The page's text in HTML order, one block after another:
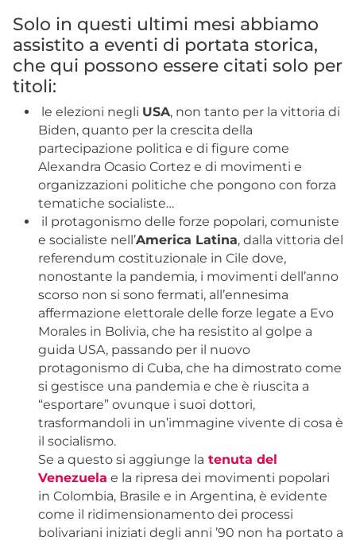
Solo in questi ultimi mesi abbiamo
assistito a eventi di portata storica,
che qui possono essere citati solo per
titoli:
le elezioni negli USA, non tanto per la vittoria di
Biden, quanto per la crescita della
partecipazione politica e di figure come
Alexandra Ocasio Cortez e di movimenti e
organizzazioni politiche che pongono con forza
tematiche socialiste…
il protagonismo delle forze popolari, comuniste
e socialiste nell’America Latina, dalla vittoria del
referendum costituzionale in Cile dove,
nonostante la pandemia, i movimenti dell’anno
scorso non si sono fermati, all’ennesima
affermazione elettorale delle forze legate a Evo
Morales in Bolivia, che ha resistito al golpe a
guida USA, passando per il nuovo
protagonismo di Cuba, che ha dimostrato come
si gestisce una pandemia e che è riuscita a
“esportare” ovunque i suoi dottori,
trasformandoli in un’immagine vivente di cosa è
il socialismo.
Se a questo si aggiunge la tenuta del
Venezuela e la ripresa dei movimenti popolari
in Colombia, Brasile e in Argentina, è evidente
come il ridimensionamento dei processi
bolivariani iniziati degli anni ’90 non ha portato a